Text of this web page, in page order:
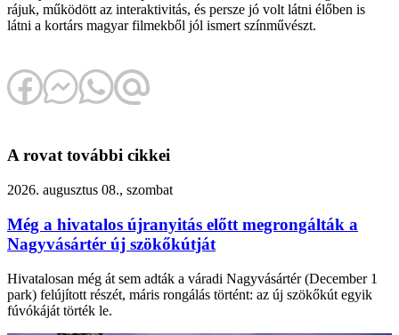
rájuk, működött az interaktivitás, és persze jó volt látni élőben is
látni a kortárs magyar filmekből jól ismert színművészt.
A rovat további cikkei
2026. augusztus 08., szombat
Még a hivatalos újranyitás előtt megrongálták a
Nagyvásártér új szökőkútját
Hivatalosan még át sem adták a váradi Nagyvásártér (December 1
park) felújított részét, máris rongálás történt: az új szökőkút egyik
fúvókáját törték le.